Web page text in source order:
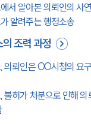
서 알아본 의뢰인의 사연
알려주는 행정소송
조력 과정
의뢰인은 OO시청의 요
불허가 처분으로 인해 의